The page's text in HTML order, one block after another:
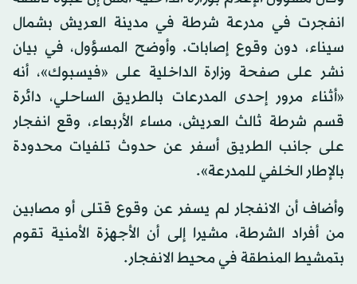
انفجرت في مدرعة شرطة في مدينة العريش بشمال
سيناء، دون وقوع إصابات. وأوضح المسؤول، في بيان
نشر على صفحة وزارة الداخلية على «فيسبوك»، أنه
«أثناء مرور إحدى المدرعات بالطريق الساحلي، دائرة
قسم شرطة ثالث العريش، مساء الأربعاء، وقع انفجار
على جانب الطريق أسفر عن حدوث تلفيات محدودة
بالإطار الخلفي للمدرعة».
وأضاف أن الانفجار لم يسفر عن وقوع قتلى أو مصابين
من أفراد الشرطة، مشيرا إلى أن الأجهزة الأمنية تقوم
بتمشيط المنطقة في محيط الانفجار.